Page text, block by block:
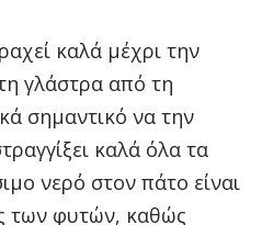
καλά μέχρι την
γλάστρα από τη
σημαντικό να την
καλά όλα τα
νερό στον πάτο είναι
των φυτών, καθώς